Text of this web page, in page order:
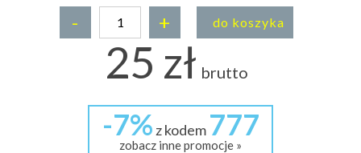
- + do koszyka
25 zł brutto
-7% z kodem 777
zobacz inne promocje »